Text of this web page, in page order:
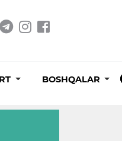
BOSHQALAR